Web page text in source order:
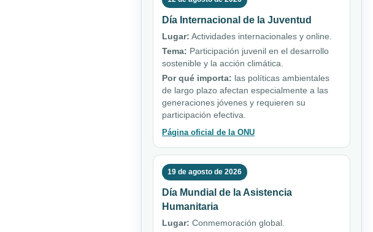
Día Internacional de la Juventud
Lugar: Actividades internacionales y online.
Tema: Participación juvenil en el desarrollo
sostenible y la acción climática.
Por qué importa: las políticas ambientales
de largo plazo afectan especialmente a las
generaciones jóvenes y requieren su
participación efectiva.
Página oficial de la ONU
19 de agosto de 2026
Día Mundial de la Asistencia
Humanitaria
Lugar: Conmemoración global.